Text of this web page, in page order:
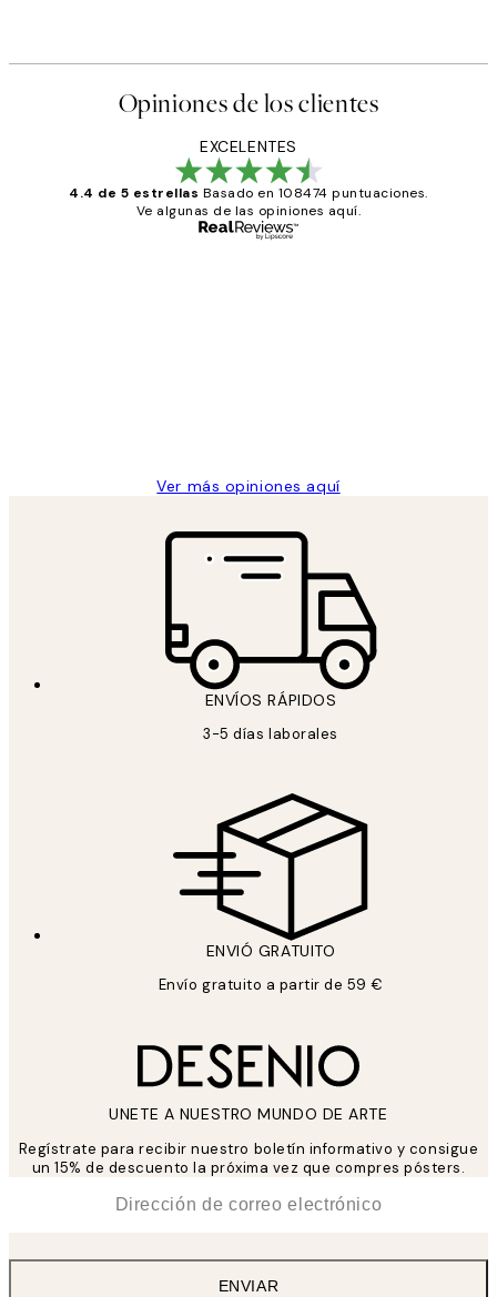
Opiniones de los clientes
EXCELENTES
4.4 de 5 estrellas Basado en 108474 puntuaciones.
Ve algunas de las opiniones aquí.
Ver más opiniones aquí
ENVÍOS RÁPIDOS
3-5 días laborales
ENVIÓ GRATUITO
Envío gratuito a partir de 59 €
UNETE A NUESTRO MUNDO DE ARTE
Regístrate para recibir nuestro boletín informativo y consigue
un 15% de descuento la próxima vez que compres pósters.
ENVIAR